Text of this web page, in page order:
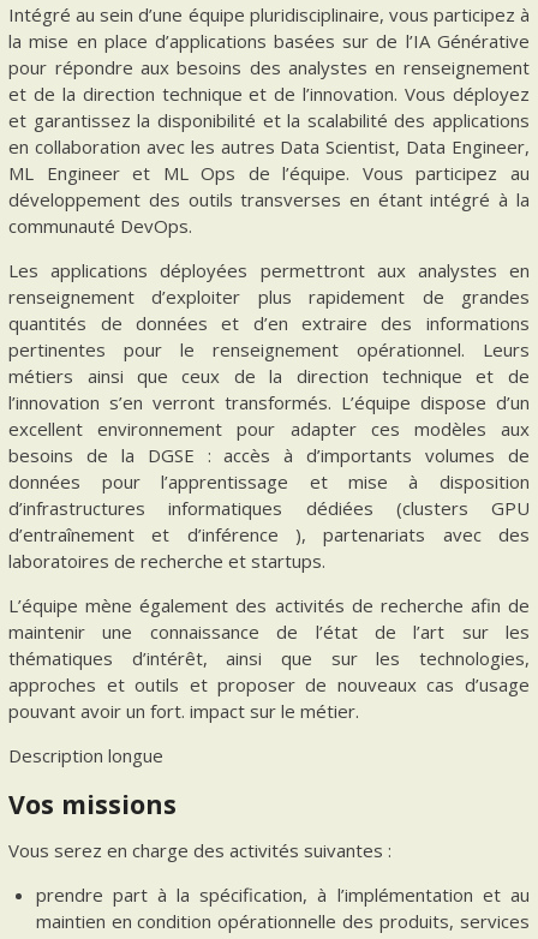
Intégré au sein d’une équipe pluridisciplinaire, vous participez à
la mise en place d’applications basées sur de l’IA Générative
pour répondre aux besoins des analystes en renseignement
et de la direction technique et de l’innovation. Vous déployez
et garantissez la disponibilité et la scalabilité des applications
en collaboration avec les autres Data Scientist, Data Engineer,
ML Engineer et ML Ops de l’équipe. Vous participez au
développement des outils transverses en étant intégré à la
communauté DevOps.
Les applications déployées permettront aux analystes en
renseignement d’exploiter plus rapidement de grandes
quantités de données et d’en extraire des informations
pertinentes pour le renseignement opérationnel. Leurs
métiers ainsi que ceux de la direction technique et de
l’innovation s’en verront transformés. L’équipe dispose d’un
excellent environnement pour adapter ces modèles aux
besoins de la DGSE : accès à d’importants volumes de
données pour l’apprentissage et mise à disposition
d’infrastructures informatiques dédiées (clusters GPU
d’entraînement et d’inférence ), partenariats avec des
laboratoires de recherche et startups.
L’équipe mène également des activités de recherche afin de
maintenir une connaissance de l’état de l’art sur les
thématiques d’intérêt, ainsi que sur les technologies,
approches et outils et proposer de nouveaux cas d’usage
pouvant avoir un fort. impact sur le métier.
Description longue
Vos missions
Vous serez en charge des activités suivantes :
prendre part à la spécification, à l’implémentation et au
maintien en condition opérationnelle des produits, services